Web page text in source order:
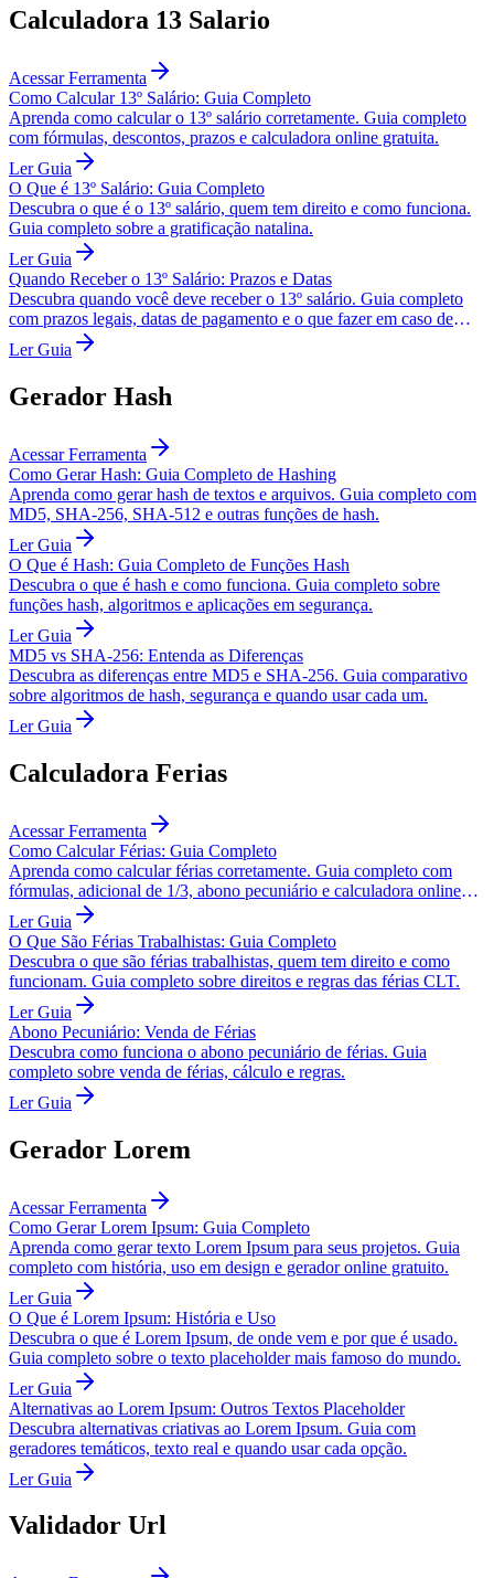
Calculadora 13 Salario
Acessar Ferramenta
Como Calcular 13º Salário: Guia Completo
Aprenda como calcular o 13º salário corretamente. Guia completo
com fórmulas, descontos, prazos e calculadora online gratuita.
Ler Guia
O Que é 13º Salário: Guia Completo
Descubra o que é o 13º salário, quem tem direito e como funciona.
Guia completo sobre a gratificação natalina.
Ler Guia
Quando Receber o 13º Salário: Prazos e Datas
Descubra quando você deve receber o 13º salário. Guia completo
com prazos legais, datas de pagamento e o que fazer em caso de
Ler Guia
Gerador Hash
Acessar Ferramenta
Como Gerar Hash: Guia Completo de Hashing
Aprenda como gerar hash de textos e arquivos. Guia completo com
MD5, SHA-256, SHA-512 e outras funções de hash.
Ler Guia
O Que é Hash: Guia Completo de Funções Hash
Descubra o que é hash e como funciona. Guia completo sobre
funções hash, algoritmos e aplicações em segurança.
Ler Guia
MD5 vs SHA-256: Entenda as Diferenças
Descubra as diferenças entre MD5 e SHA-256. Guia comparativo
sobre algoritmos de hash, segurança e quando usar cada um.
Ler Guia
Calculadora Ferias
Acessar Ferramenta
Como Calcular Férias: Guia Completo
Aprenda como calcular férias corretamente. Guia completo com
fórmulas, adicional de 1/3, abono pecuniário e calculadora online
Ler Guia
O Que São Férias Trabalhistas: Guia Completo
Descubra o que são férias trabalhistas, quem tem direito e como
funcionam. Guia completo sobre direitos e regras das férias CLT.
Ler Guia
Abono Pecuniário: Venda de Férias
Descubra como funciona o abono pecuniário de férias. Guia
completo sobre venda de férias, cálculo e regras.
Ler Guia
Gerador Lorem
Acessar Ferramenta
Como Gerar Lorem Ipsum: Guia Completo
Aprenda como gerar texto Lorem Ipsum para seus projetos. Guia
completo com história, uso em design e gerador online gratuito.
Ler Guia
O Que é Lorem Ipsum: História e Uso
Descubra o que é Lorem Ipsum, de onde vem e por que é usado.
Guia completo sobre o texto placeholder mais famoso do mundo.
Ler Guia
Alternativas ao Lorem Ipsum: Outros Textos Placeholder
Descubra alternativas criativas ao Lorem Ipsum. Guia com
geradores temáticos, texto real e quando usar cada opção.
Ler Guia
Validador Url